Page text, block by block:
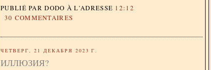
PUBLIÉ PAR DODO À L'ADRESSE 12:12
30 COMMENTAIRES
ЧЕТВЕРГ, 21 ДЕКАБРЯ 2023 Г.
ИЛЛЮЗИЯ?